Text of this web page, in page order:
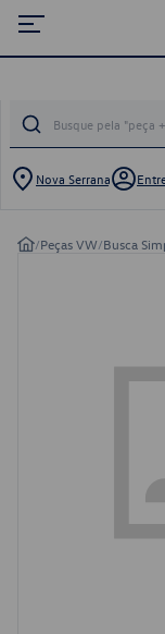
Nova Serrana
/Peças VW/Busca